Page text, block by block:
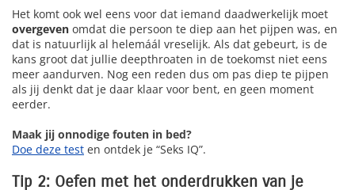
Het komt ook wel eens voor dat iemand daadwerkelijk moet
overgeven omdat die persoon te diep aan het pijpen was, en
dat is natuurlijk al helemáál vreselijk. Als dat gebeurt, is de
kans groot dat jullie deepthroaten in de toekomst niet eens
meer aandurven. Nog een reden dus om pas diep te pijpen
als jij denkt dat je daar klaar voor bent, en geen moment
eerder.
Maak jij onnodige fouten in bed?
Doe deze test en ontdek je “Seks IQ”.
Tip 2: Oefen met het onderdrukken van je